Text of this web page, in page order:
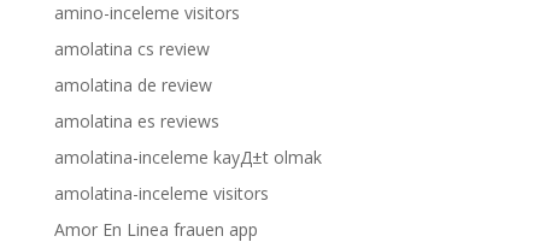
amino-inceleme visitors
amolatina cs review
amolatina de review
amolatina es reviews
amolatina-inceleme kayД±t olmak
amolatina-inceleme visitors
Amor En Linea frauen app